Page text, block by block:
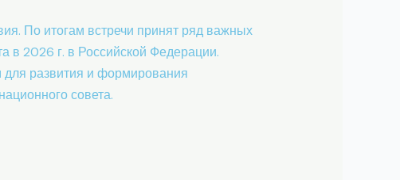
По итогам встречи принят ряд важных
в 2026 г. в Российской Федерации.
для развития и формирования
совета.